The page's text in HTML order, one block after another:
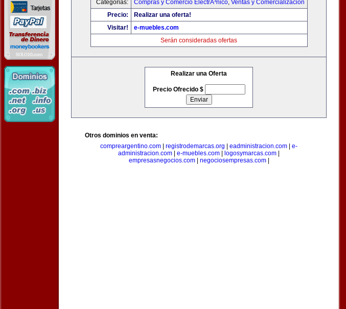
Categorias:
Compras y Comercio ElectrÃ³nico, Ventas y Comercializacion
Precio:
Realizar una oferta!
Visitar!
e-muebles.com
Serán consideradas ofertas
Realizar una Oferta
Precio Ofrecido $
Otros dominios en venta:
compreargentino.com
registrodemarcas.org eadministracion.com
e-
administracion.com
e-muebles.com logosymarcas.com
empresasnegocios.com| negociosempresas.com|